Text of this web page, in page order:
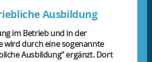
Ausbildung
im Betrieb und in der
wird durch eine sogenannte
Ausbildung" ergänzt. Dort